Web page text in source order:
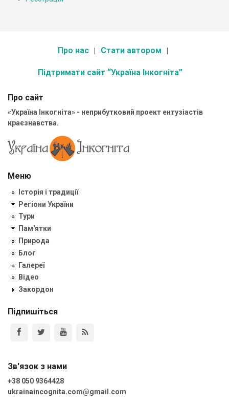
Про нас Стати автором
Підтримати сайт “Україна Інкогніта”
Про сайт
«Україна Інкогніта» - неприбутковий проект ентузіастів
краєзнавства.
Меню
Історія і традиції
Регіони України
Тури
Пам'ятки
Природа
Блог
Галереї
Відео
Закордон
Підпишіться
Зв'язок з нами
+38 050 9364428
ukrainaincognita.com@gmail.com